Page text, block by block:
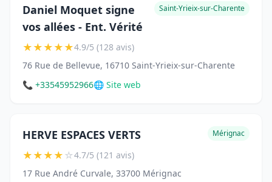
Daniel Moquet signe
vos allées - Ent. Vérité
Saint-Yrieix-sur-Charente
★★★★★4.9/5 (128 avis)
76 Rue de Bellevue, 16710 Saint-Yrieix-sur-Charente
📞 +33545952966🌐 Site web
HERVE ESPACES VERTS Mérignac
★★★★☆4.7/5 (121 avis)
17 Rue André Curvale, 33700 Mérignac